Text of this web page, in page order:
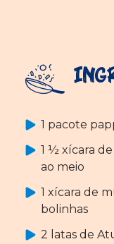
1 pacote
1 ½ xícara
ao meio
1 xícara de
bolinhas
2 latas de